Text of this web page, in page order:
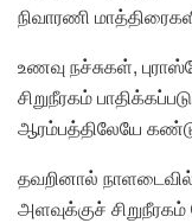
நிவாரணி
உணவு நச்சுகள்,
சிறுநீரகம்
ஆரம்பத்திலேயே
தவறினால்
அளவுக்குச் சிறுநீரகம்